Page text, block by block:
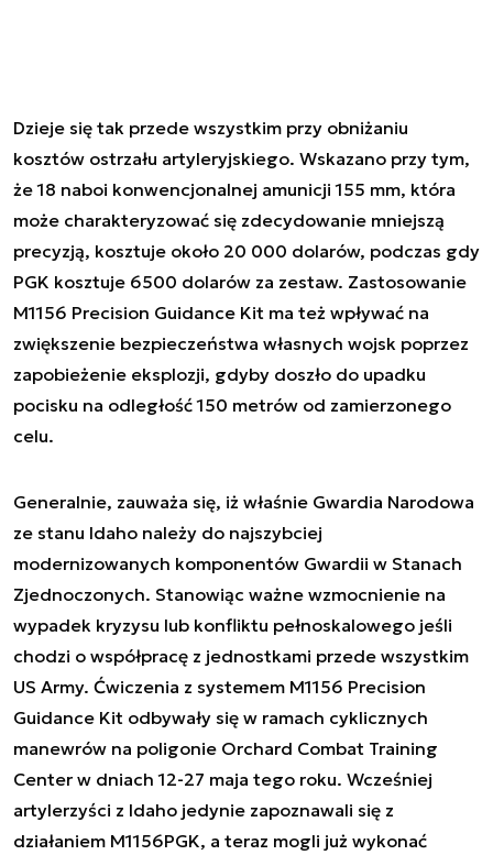
Dzieje się tak przede wszystkim przy obniżaniu
kosztów ostrzału artyleryjskiego. Wskazano przy tym,
że 18 naboi konwencjonalnej amunicji 155 mm, która
może charakteryzować się zdecydowanie mniejszą
precyzją, kosztuje około 20 000 dolarów, podczas gdy
PGK kosztuje 6500 dolarów za zestaw. Zastosowanie
M1156 Precision Guidance Kit ma też wpływać na
zwiększenie bezpieczeństwa własnych wojsk poprzez
zapobieżenie eksplozji, gdyby doszło do upadku
pocisku na odległość 150 metrów od zamierzonego
celu.
Generalnie, zauważa się, iż właśnie Gwardia Narodowa
ze stanu Idaho należy do najszybciej
modernizowanych komponentów Gwardii w Stanach
Zjednoczonych. Stanowiąc ważne wzmocnienie na
wypadek kryzysu lub konfliktu pełnoskalowego jeśli
chodzi o współpracę z jednostkami przede wszystkim
US Army. Ćwiczenia z systemem M1156 Precision
Guidance Kit odbywały się w ramach cyklicznych
manewrów na poligonie Orchard Combat Training
Center w dniach 12-27 maja tego roku. Wcześniej
artylerzyści z Idaho jedynie zapoznawali się z
działaniem M1156PGK, a teraz mogli już wykonać